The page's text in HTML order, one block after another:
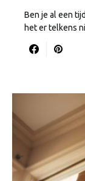
Ben je al een
het er telkens